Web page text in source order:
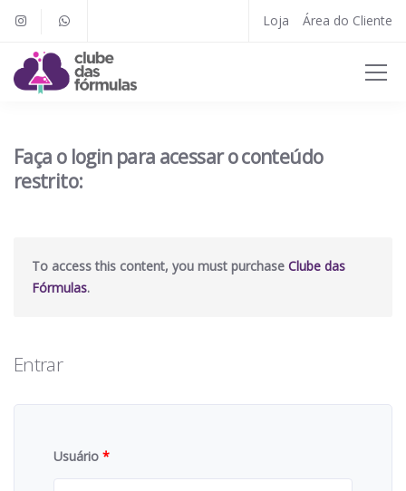
Loja Área do Cliente
Faça o login para acessar o conteúdo
restrito:
To access this content, you must purchase Clube das
Fórmulas.
Entrar
Usuário *